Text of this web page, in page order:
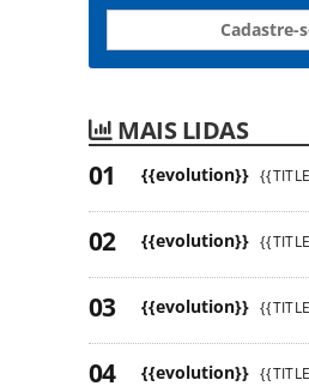
Cadastre-
MAIS LIDAS
{{evolution}}
{{evolution}}
{{evolution}}
{{evolution}}